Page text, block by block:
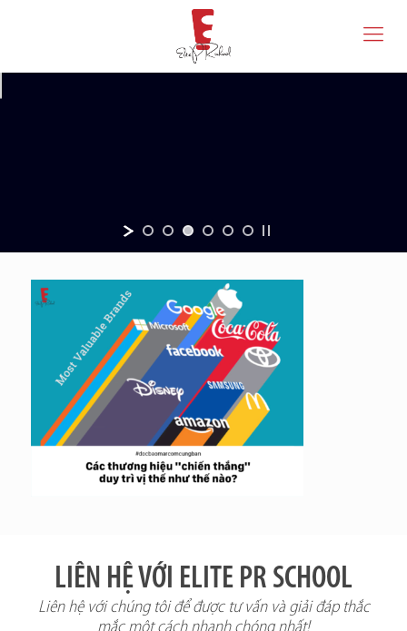
LIÊN HỆ VỚI ELITE PR SCHOOL
Liên hệ với chúng tôi để được tư vấn và giải đáp thắc